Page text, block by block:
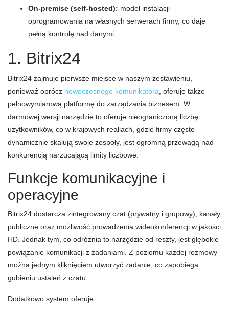
On-premise (self-hosted): model instalacji
oprogramowania na własnych serwerach firmy, co daje
pełną kontrolę nad danymi.
1. Bitrix24
Bitrix24 zajmuje pierwsze miejsce w naszym zestawieniu,
ponieważ oprócz nowoczesnego komunikatora , oferuje także
pełnowymiarową platformę do zarządzania biznesem. W
darmowej wersji narzędzie to oferuje nieograniczoną liczbę
użytkowników, co w krajowych realiach, gdzie firmy często
dynamicznie skalują swoje zespoły, jest ogromną przewagą nad
konkurencją narzucającą limity liczbowe.
Funkcje komunikacyjne i
operacyjne
Bitrix24 dostarcza zintegrowany czat (prywatny i grupowy), kanały
publiczne oraz możliwość prowadzenia wideokonferencji w jakości
HD. Jednak tym, co odróżnia to narzędzie od reszty, jest głębokie
powiązanie komunikacji z zadaniami. Z poziomu każdej rozmowy
można jednym kliknięciem utworzyć zadanie, co zapobiega
gubieniu ustaleń z czatu.
Dodatkowo system oferuje: